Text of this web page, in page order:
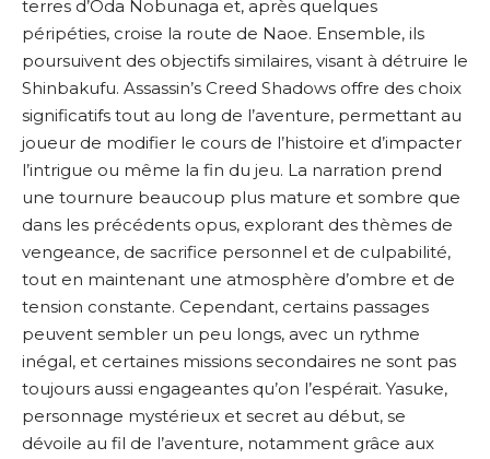
terres d’Oda Nobunaga et, après quelques
péripéties, croise la route de Naoe. Ensemble, ils
poursuivent des objectifs similaires, visant à détruire le
Shinbakufu. Assassin’s Creed Shadows offre des choix
significatifs tout au long de l’aventure, permettant au
joueur de modifier le cours de l’histoire et d’impacter
l’intrigue ou même la fin du jeu. La narration prend
une tournure beaucoup plus mature et sombre que
dans les précédents opus, explorant des thèmes de
vengeance, de sacrifice personnel et de culpabilité,
tout en maintenant une atmosphère d’ombre et de
tension constante. Cependant, certains passages
peuvent sembler un peu longs, avec un rythme
inégal, et certaines missions secondaires ne sont pas
toujours aussi engageantes qu’on l’espérait. Yasuke,
personnage mystérieux et secret au début, se
dévoile au fil de l’aventure, notamment grâce aux